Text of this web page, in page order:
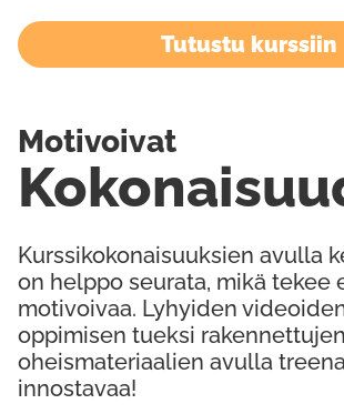
Tutustu kurssiin
Kurssikokonaisuuksien avulla
on helppo seurata, mikä tekee
motivoivaa. Lyhyiden
oppimisen tueksi rakennettujen
oheismateriaalien avulla
innostavaa!
Motivoivat